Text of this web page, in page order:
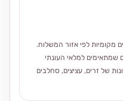
מקומיות לפי אזור המשלוח.
שמתאימים למלאי העונתי
של זרים, עציצים, סחלבים